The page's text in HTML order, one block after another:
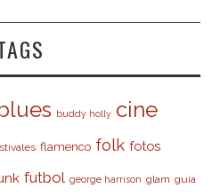
buddy holly cine
flamenco folk fotos
futbol george harrison glam guía